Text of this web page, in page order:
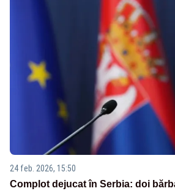
24 feb. 2026, 15:50
Complot dejucat în Serbia: doi